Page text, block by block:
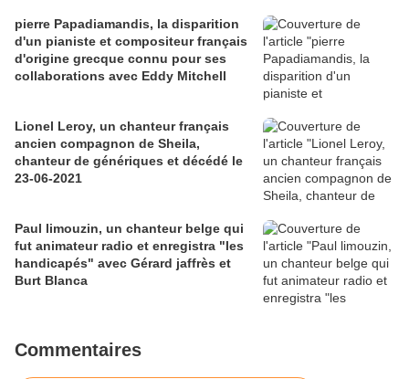
pierre Papadiamandis, la disparition
d'un pianiste et compositeur français
d'origine grecque connu pour ses
collaborations avec Eddy Mitchell
Lionel Leroy, un chanteur français
ancien compagnon de Sheila,
chanteur de génériques et décédé le
23-06-2021
Paul limouzin, un chanteur belge qui
fut animateur radio et enregistra "les
handicapés" avec Gérard jaffrès et
Burt Blanca
Commentaires